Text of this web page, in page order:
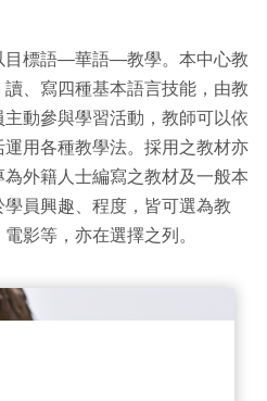
目標語—華語—教學。本中心教
、寫四種基本語言技能，由教
動參與學習活動，教師可以依
用各種教學法。採用之教材亦
外籍人士編寫之教材及一般本
員興趣、程度，皆可選為教
影等，亦在選擇之列。